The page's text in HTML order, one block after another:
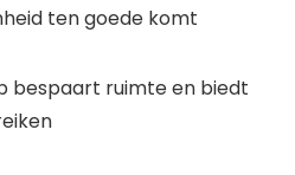
ten goede komt
bespaart ruimte en biedt